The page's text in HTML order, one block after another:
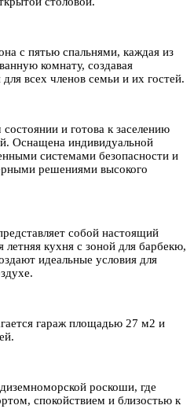
с пятью спальнями, каждая из
комнату, создавая
всех членов семьи и их гостей.
и готова к заселению
Оснащена индивидуальной
системами безопасности и
решениями высокого
собой настоящий
кухня с зоной для барбекю,
идеальные условия для
гараж площадью 27 м2 и
роскоши, где
спокойствием и близостью к